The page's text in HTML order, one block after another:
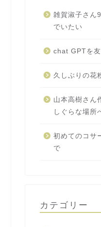
雑賀淑子さん
でいたい
chat GPTを
久しぶりの花
山本高樹さん
しぐらな場所
初めてのコサ
で
カテゴリー